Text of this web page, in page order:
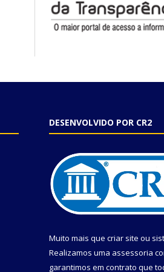
DESENVOLVIDO POR CR2
Muito mais que criar site ou
Realizamos uma assessoria
garantimos em contrato que